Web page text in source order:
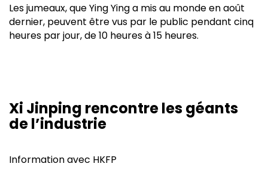
Les jumeaux, que Ying Ying a mis au monde en août
dernier, peuvent être vus par le public pendant cinq
heures par jour, de 10 heures à 15 heures.
Xi Jinping rencontre les géants
de l’industrie
Information avec HKFP